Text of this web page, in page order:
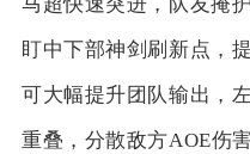
马超快速突进，队友掩
盯中下部神剑刷新点，
可大幅提升团队输出，
重叠，分散敌方AOE伤